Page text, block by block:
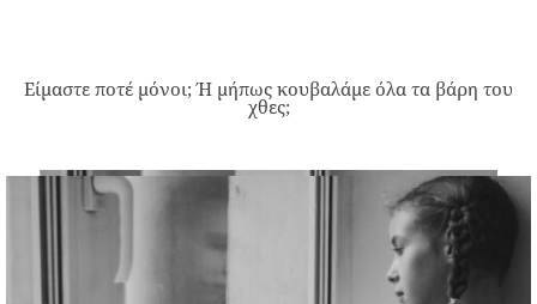
Είμαστε ποτέ μόνοι; Ή μήπως κουβαλάμε όλα τα βάρη του
χθες;